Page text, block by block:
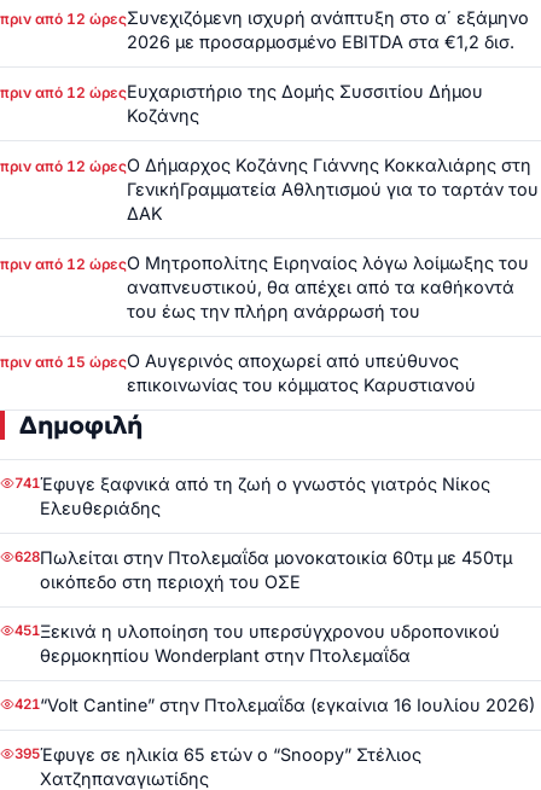
πριν από 12 ώρεςΣυνεχιζόμενη ισχυρή ανάπτυξη στο α΄ εξάμηνο
2026 με προσαρμοσμένο EBITDA στα €1,2 δισ.
πριν από 12 ώρεςΕυχαριστήριο της Δομής Συσσιτίου Δήμου
Κοζάνης
πριν από 12 ώρεςΟ Δήμαρχος Κοζάνης Γιάννης Κοκκαλιάρης στη
ΓενικήΓραμματεία Αθλητισμού για το ταρτάν του
ΔΑΚ
πριν από 12 ώρεςΟ Μητροπολίτης Ειρηναίος λόγω λοίμωξης του
αναπνευστικού, θα απέχει από τα καθήκοντά
του έως την πλήρη ανάρρωσή του
πριν από 15 ώρεςΟ Αυγερινός αποχωρεί από υπεύθυνος
επικοινωνίας του κόμματος Καρυστιανού
Δημοφιλή
741Έφυγε ξαφνικά από τη ζωή ο γνωστός γιατρός Νίκος
Ελευθεριάδης
628Πωλείται στην Πτολεμαΐδα μονοκατοικία 60τμ με 450τμ
οικόπεδο στη περιοχή του ΟΣΕ
451Ξεκινά η υλοποίηση του υπερσύγχρονου υδροπονικού
θερμοκηπίου Wonderplant στην Πτολεμαΐδα
421“Volt Cantine” στην Πτολεμαΐδα (εγκαίνια 16 Ιουλίου 2026)
395Έφυγε σε ηλικία 65 ετών ο “Snoopy” Στέλιος
Χατζηπαναγιωτίδης